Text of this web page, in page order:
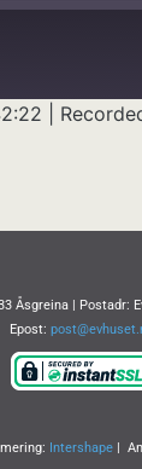
Åsgreina | Postadr:
Epost:
Intershape|